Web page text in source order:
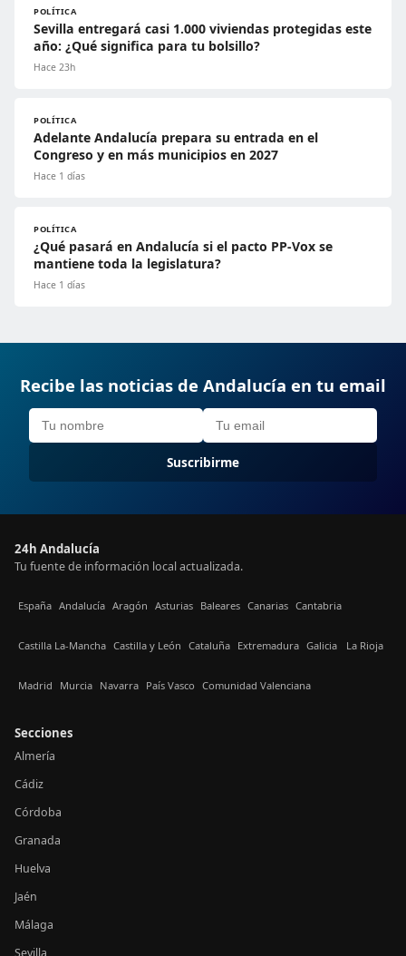
POLÍTICA
Sevilla entregará casi 1.000 viviendas protegidas este
año: ¿Qué significa para tu bolsillo?
Hace 23h
POLÍTICA
Adelante Andalucía prepara su entrada en el
Congreso y en más municipios en 2027
Hace 1 días
POLÍTICA
¿Qué pasará en Andalucía si el pacto PP-Vox se
mantiene toda la legislatura?
Hace 1 días
Recibe las noticias de Andalucía en tu email
Suscribirme
24h Andalucía
Tu fuente de información local actualizada.
España Andalucía Aragón Asturias Baleares Canarias Cantabria
Castilla La-Mancha Castilla y León Cataluña Extremadura Galicia La Rioja
Madrid Murcia Navarra País Vasco Comunidad Valenciana
Secciones
Almería
Cádiz
Córdoba
Granada
Huelva
Jaén
Málaga
Sevilla